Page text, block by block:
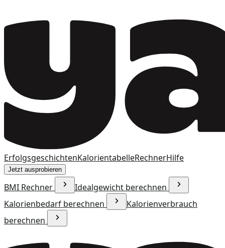
ErfolgsgeschichtenKalorientabelleRechnerHilfe
Jetzt ausprobieren
BMI Rechner
Idealgewicht berechnen
Kalorienbedarf berechnen
Kalorienverbrauch
berechnen